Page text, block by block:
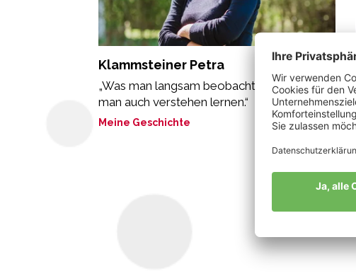
Klammsteiner Petra
„Was man langsam beobachten kann, kann
man auch verstehen lernen.“
Meine Geschichte